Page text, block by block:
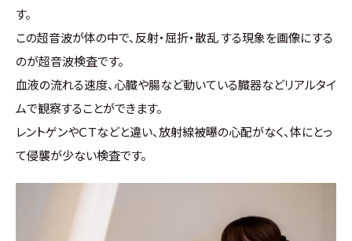
す。
この超音波が体の中で、反射・屈折・散乱 する現象を画像にする
のが超音波検査です。
血液の流れる速度、心臓や腸など動いている臓器などリアルタイ
ムで観察することができます。
レントゲンやＣＴなどと違い、放射線被曝の心配がなく、体にとっ
て侵襲が少ない検査です。